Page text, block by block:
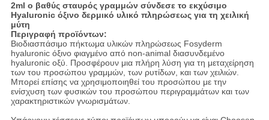
2ml ο βαθύς σταυρός γραμμών σύνδεσε το εκχύσιμο
Hyaluronic όξινο δερμικό υλικό πληρώσεως για τη χειλική
μύτη
Περιγραφή προϊόντων:
Βιοδιασπάσιμο πήκτωμα υλικών πληρώσεως Fosyderm
hyaluronic όξινο φιαγμένο από non-animal διασυνδεμένο
hyaluronic οξύ. Προσφέρουν μια πλήρη λύση για τη μεταχείρηση
των του προσώπου γραμμών, των ρυτίδων, και των χειλιών.
Μπορεί επίσης να χρησιμοποιηθεί του προσώπου με την
ενίσχυση των φυσικών του προσώπου περιγραμμάτων και των
χαρακτηριστικών γνωρισμάτων.